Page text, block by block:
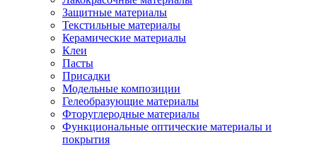
Защитные материалы
Текстильные материалы
Керамические материалы
Клеи
Пасты
Присадки
Модельные композиции
Гелеобразующие материалы
Фторуглеродные материалы
Функциональные оптические материалы и
покрытия